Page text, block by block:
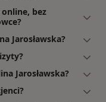
online, bez
Jarosławska?
Jarosławska?